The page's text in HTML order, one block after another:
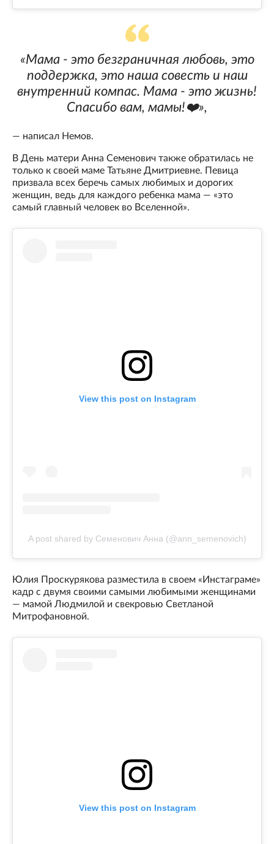
«Мама - это безграничная любовь, это
поддержка, это наша совесть и наш
внутренний компас. Мама - это жизнь!
Спасибо вам, мамы!❤️»,
— написал Немов.
В День матери Анна Семенович также обратилась не
только к своей маме Татьяне Дмитриевне. Певица
призвала всех беречь самых любимых и дорогих
женщин, ведь для каждого ребенка мама — «это
самый главный человек во Вселенной».
View this post on Instagram
A post shared by Семенович Анна (@ann_semenovich)
Юлия Проскурякова разместила в своем «Инстаграме»
кадр с двумя своими самыми любимыми женщинами
— мамой Людмилой и свекровью Светланой
Митрофановной.
View this post on Instagram